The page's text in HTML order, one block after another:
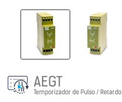
AEGT
Temporizador de Pulso / Retardo